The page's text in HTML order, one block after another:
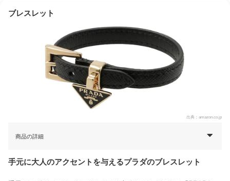
ブレスレット
出典： amazon.co.jp
商品の詳細
手元に大人のアクセントを与えるプラダのブレスレット